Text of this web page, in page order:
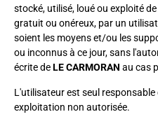
stocké, utilisé, loué ou exploité
gratuit ou onéreux, par un
soient les moyens et/ou les
ou inconnus à ce jour, sans
écrite deLE CARMORAN au cas
L'utilisateur est seul
exploitation non autorisée.